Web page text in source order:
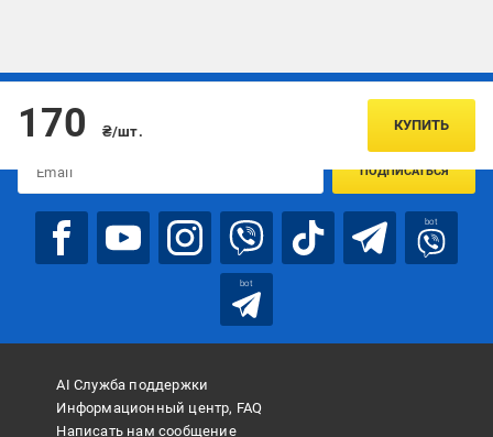
170 ₴/шт. КУПИТЬ
Подписывайтесь, чтобы узнавать первым об акцияx и
ПОДПИСАТЬСЯ
bot
bot
AI Служба поддержки
Информационный центр, FAQ
Написать нам сообщение